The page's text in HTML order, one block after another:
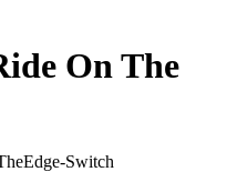
On The
Switch